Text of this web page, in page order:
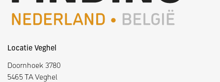
Locatie Veghel
Doornhoek 3780
5465 TA Veghel